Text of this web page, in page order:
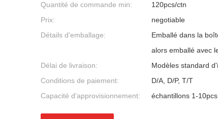
Quantité de commande min:
120pcs/ctn
Prix:
negotiable
Détails d'emballage:
Emballé dans la
alors emballé avec
Délai de livraison:
Modèles standard
Conditions de paiement:
D/A, D/P, T/T
Capacité d'approvisionnement:
échantillons 1-